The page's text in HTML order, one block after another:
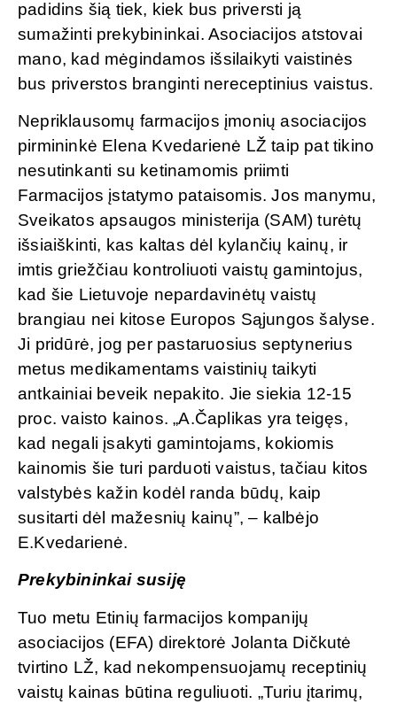
padidins šią tiek, kiek bus priversti ją
sumažinti prekybininkai. Asociacijos atstovai
mano, kad mėgindamos išsilaikyti vaistinės
bus priverstos branginti nereceptinius vaistus.
Nepriklausomų farmacijos įmonių asociacijos
pirmininkė Elena Kvedarienė LŽ taip pat tikino
nesutinkanti su ketinamomis priimti
Farmacijos įstatymo pataisomis. Jos manymu,
Sveikatos apsaugos ministerija (SAM) turėtų
išsiaiškinti, kas kaltas dėl kylančių kainų, ir
imtis griežčiau kontroliuoti vaistų gamintojus,
kad šie Lietuvoje nepardavinėtų vaistų
brangiau nei kitose Europos Sąjungos šalyse.
Ji pridūrė, jog per pastaruosius septynerius
metus medikamentams vaistinių taikyti
antkainiai beveik nepakito. Jie siekia 12-15
proc. vaisto kainos. „A.Čaplikas yra teigęs,
kad negali įsakyti gamintojams, kokiomis
kainomis šie turi parduoti vaistus, tačiau kitos
valstybės kažin kodėl randa būdų, kaip
susitarti dėl mažesnių kainų”, – kalbėjo
E.Kvedarienė.
Prekybininkai susiję
Tuo metu Etinių farmacijos kompanijų
asociacijos (EFA) direktorė Jolanta Dičkutė
tvirtino LŽ, kad nekompensuojamų receptinių
vaistų kainas būtina reguliuoti. „Turiu įtarimų,